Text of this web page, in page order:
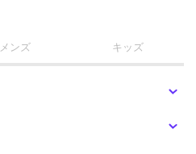
メンズ キッズ